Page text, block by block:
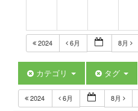
2024 6月 8月
カテゴリ タグ
2024 6月 8月